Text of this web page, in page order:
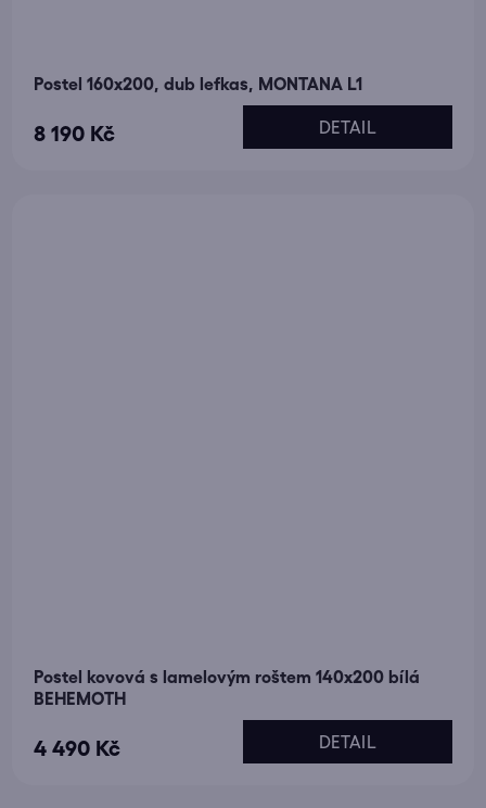
Postel 160x200, dub lefkas, MONTANA L1
8 190 Kč DETAIL
Postel kovová s lamelovým roštem 140x200 bílá
BEHEMOTH
4 490 Kč DETAIL